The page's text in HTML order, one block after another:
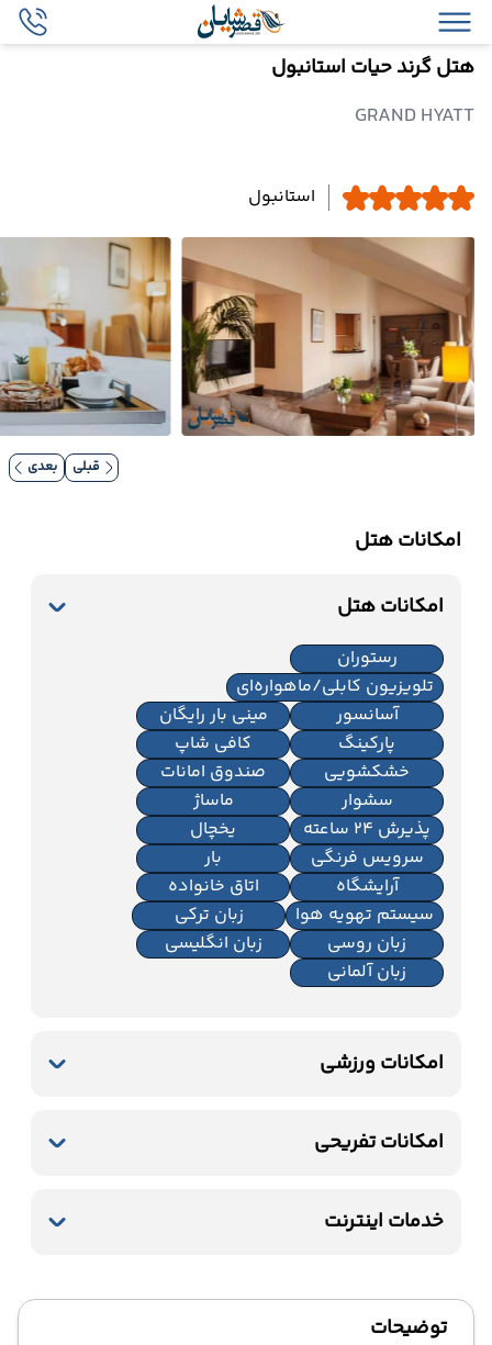
هتل گرند حیات استانبول
GRAND HYATT
استانبول
قبلی بعدی
امکانات هتل
امکانات هتل
رستوران
تلویزیون کابلی/ماهواره‌ای
آسانسور
مینی بار رایگان
پارکینگ
کافی شاپ
خشکشویی
صندوق امانات
سشوار
ماساژ
پذیرش 24 ساعته
یخچال
سرویس فرنگی
بار
آرایشگاه
اتاق خانواده
سیستم تهویه هوا
زبان ترکی
زبان روسی
زبان انگلیسی
زبان آلمانی
امکانات ورزشی
باشگاه بدنسازی
امکانات تفریحی
خدمات اینترنت
توضیحات